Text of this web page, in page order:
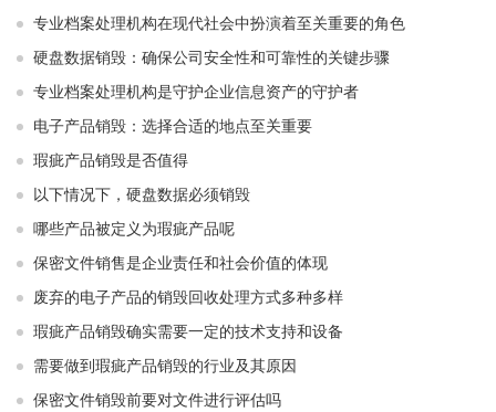
专业档案处理机构在现代社会中扮演着至关重要的角色
硬盘数据销毁：确保公司安全性和可靠性的关键步骤
专业档案处理机构是守护企业信息资产的守护者
电子产品销毁：选择合适的地点至关重要
瑕疵产品销毁是否值得
以下情况下，硬盘数据必须销毁
哪些产品被定义为瑕疵产品呢
保密文件销售是企业责任和社会价值的体现
废弃的电子产品的销毁回收处理方式多种多样
瑕疵产品销毁确实需要一定的技术支持和设备
需要做到瑕疵产品销毁的行业及其原因
保密文件销毁前要对文件进行评估吗